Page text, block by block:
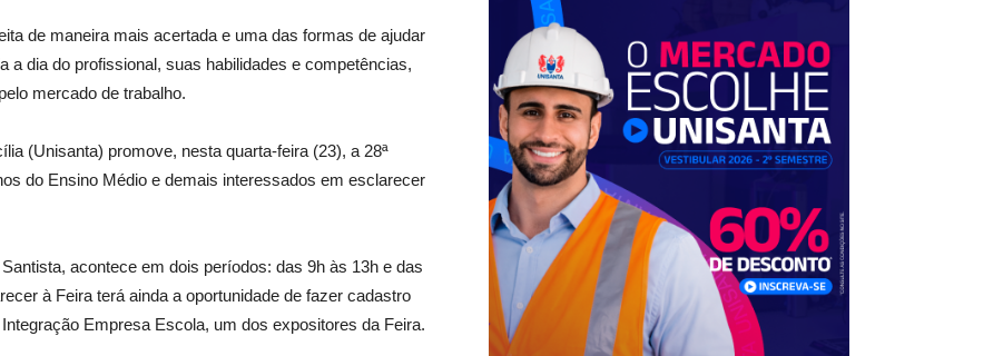
de maneira mais acertada e uma das formas de ajudar
a dia do profissional, suas habilidades e competências,
mercado de trabalho.
(Unisanta) promove, nesta quarta-feira (23), a 28ª
do Ensino Médio e demais interessados em esclarecer
acontece em dois períodos: das 9h às 13h e das
à Feira terá ainda a oportunidade de fazer cadastro
Empresa Escola, um dos expositores da Feira.